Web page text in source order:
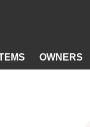
OWNERS